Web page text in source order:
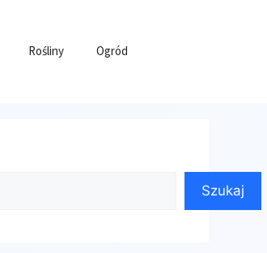
Rośliny Ogród
Szukaj